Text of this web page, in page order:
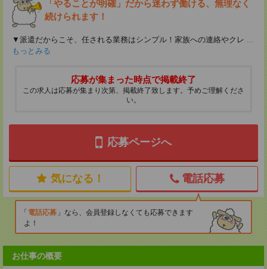
「やることが明確」だから迷わず働ける、無理なく
続けられます！
▼派遣だからこそ、任される業務はシンプル！家族への連絡やクレ ...
もっとみる
応募が集まった時点で掲載終了
この求人は応募が集まり次第、掲載終了致します。予めご理解くださ
い。
応募ページへ
気になる！ 電話応募
電話応募
なら、会員登録しなくても応募できます
よ！
お仕事の概要